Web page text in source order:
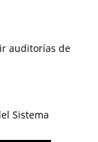
auditorías de
Sistema